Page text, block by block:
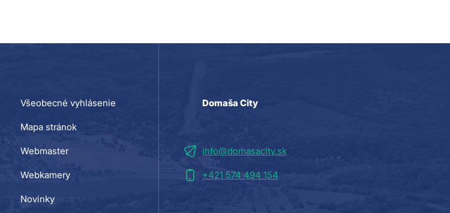
Všeobecné vyhlásenie
Mapa stránok
Webmaster
Webkamery
Novinky
Domaša City
info@domasacity.sk
+421 574 494 154